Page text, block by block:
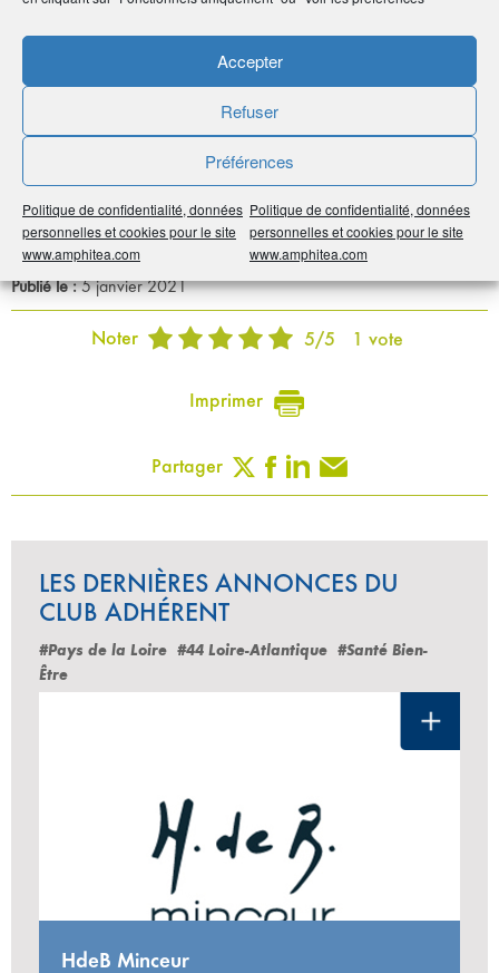
Accepter
Refuser
Préférences
Politique de confidentialité, données
personnelles et cookies pour le site
www.amphitea.com
Politique de confidentialité, données
personnelles et cookies pour le site
www.amphitea.com
Coordonnées
•
http://la-pays-anne.fr/
Publié le :5 janvier 2021
Noter 5/5 1 vote
Imprimer
Partager
LES DERNIÈRES ANNONCES DU
CLUB ADHÉRENT
#Pays de la Loire #44 Loire-Atlantique #Santé Bien-
Être
HdeB Minceur